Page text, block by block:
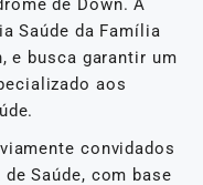
de Down. A
Saúde da Família
e busca garantir um
aos
convidados
Saúde, com base